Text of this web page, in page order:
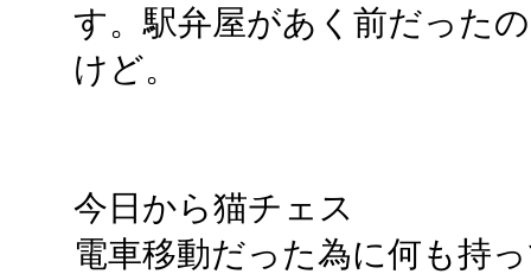
す。駅弁屋があく前だった
けど。
今日から猫チェス
電車移動だった為に何も持